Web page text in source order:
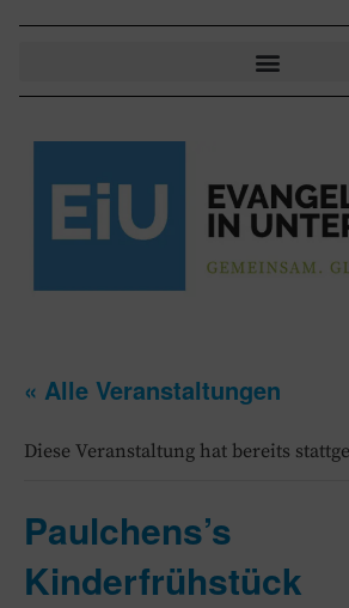
« Alle Veranstaltungen
Diese Veranstaltung hat bereits
Paulchens’s
Kinderfrühstück